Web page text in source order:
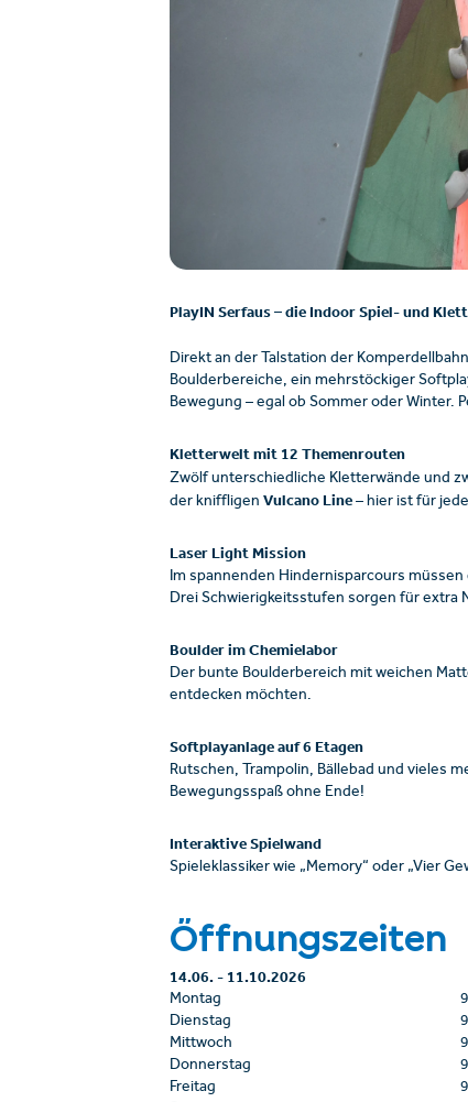
PlayIN Serfaus – die Indoor Spiel- und
Direkt an der Talstation der
Boulderbereiche, ein mehrstöckiger
Bewegung – egal ob Sommer oder
Kletterwelt mit 12 Themenrouten
Zwölf unterschiedliche Kletterwände und
der kniffligen Vulcano Line– hier ist für
Laser Light Mission
Im spannenden Hindernisparcours
Drei Schwierigkeitsstufen sorgen für extra
Boulder im Chemielabor
Der bunte Boulderbereich mit weichen
entdecken möchten.
Softplayanlage auf 6 Etagen
Rutschen, Trampolin, Bällebad und vieles
Bewegungsspaß ohne Ende!
Interaktive Spielwand
Spieleklassiker wie „Memory“ oder „Vier
Öffnungszeiten
14.06.-11.10.2026
Montag
Dienstag
Mittwoch
Donnerstag
Freitag